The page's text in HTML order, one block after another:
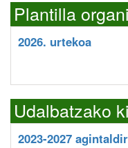
Plantilla
2026. urtekoa
Udalbatzako
2023-2027